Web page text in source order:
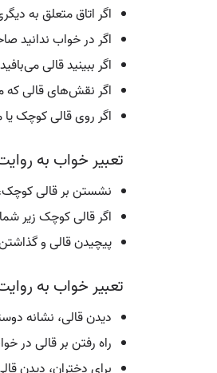
اگر اتاق متعلق به
اگر در خواب ندانید
اگر ببینید قالی
اگر نقش‌های قالی که
اگر روی قالی کوچک
تعبیر خواب به
نشستن بر قالی
اگر قالی کوچک زیر
پیچیدن قالی و
تعبیر خواب به
دیدن قالی، نشانه
راه رفتن بر قالی در